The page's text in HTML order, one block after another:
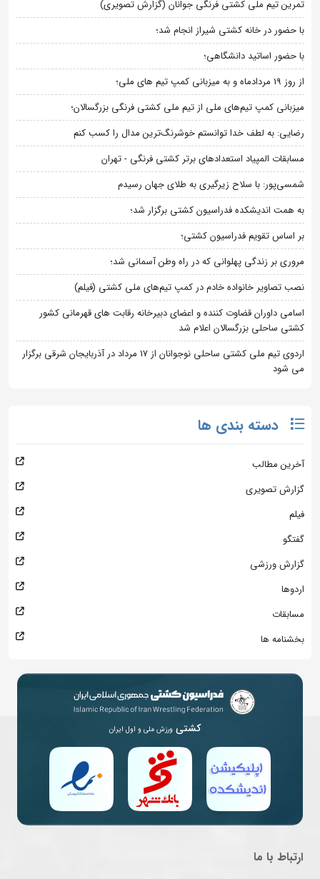
تمرین تیم ملی کشتی فرنگی جوانان (گزارش تصویری)
با حضور در خانه کشتی شیراز انجام شد؛
با حضور اساتید دانشگاهی؛
از روز 19 مردادماه و به میزبانی کمپ تیم های ملی؛
میزبانی کمپ تیم‌های ملی از تیم ملی کشتی فرنگی بزرگسالان؛
رضایی: به لطف خدا توانستم خوشرنگ‌ترین مدال را کسب کنم
مسابقات المپیاد استعدادهای برتر کشتی فرنگی - تهران
شمسی‌پور: با سلاح زیرگیری به طلای جهان رسیدم
به همت اندیشکده فدراسیون کشتی برگزار شد؛
بر اساس تقویم فدراسیون کشتی؛
مروری بر زندگی پهلوانی که در راه وطن آسمانی شد؛
نصب تصاویر خانواده خادم در کمپ تیم‌های ملی کشتی (فیلم)
اسامی داوران قضاوت کننده و اعضای دبیرخانه رقابت های قهرمانی کشور
کشتی ساحلی بزرگسالان اعلام شد
اردوی تیم ملی کشتی ساحلی نوجوانان از 17 مرداد در آذربایجان شرقی برگزار
می شود
دسته بندی ها
آخرین مطالب
گزارش تصویری
فیلم
گفتگو
گزارش ورزشی
اردوها
مسابقات
بخشنامه ها
کشتی ورزش ملی و اول ایران
ارتباط با ما